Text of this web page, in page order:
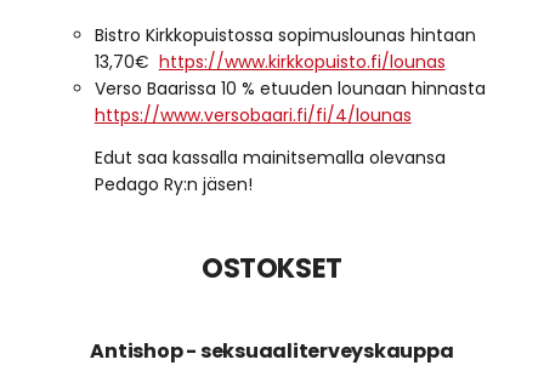
Bistro Kirkkopuistossa sopimuslounas hintaan
13,70€ https://www.kirkkopuisto.fi/lounas
Verso Baarissa 10 % etuuden lounaan hinnasta
https://www.versobaari.fi/fi/4/lounas
Edut saa kassalla mainitsemalla olevansa
Pedago Ry:n jäsen!
OSTOKSET
Antishop - seksuaaliterveyskauppa